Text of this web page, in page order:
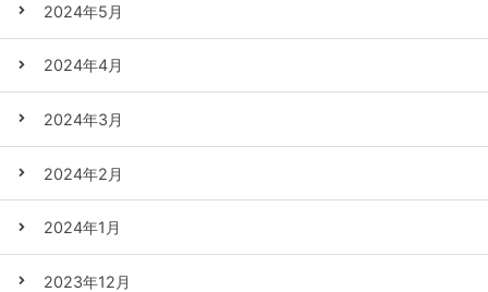
2024年5月
2024年4月
2024年3月
2024年2月
2024年1月
2023年12月